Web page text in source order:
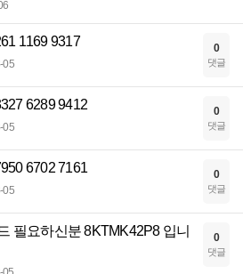
1169 9317
05
0
댓글
6289 9412
05
0
댓글
6702 7161
05
0
댓글
필요하신분 8KTMK42P8 입니
0
댓글